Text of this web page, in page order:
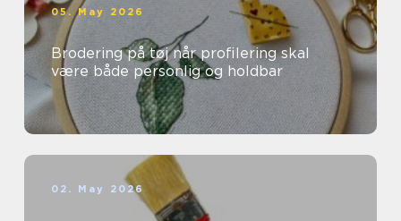
05. May 2026
Brodering på tøj når profilering skal
være både personlig og holdbar
02. May 2026